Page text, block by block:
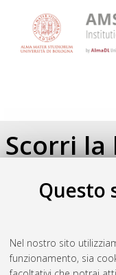
Questo
Nel nostro sito
funzionamento, sia
Scorri la
Seleziona un valore
2025(1)
2024(5)